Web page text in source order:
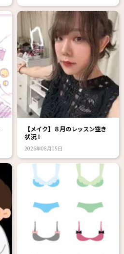
【メイク】８月のレッスン空き
状況！
2026年08月05日